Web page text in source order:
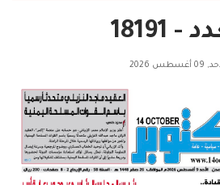
- 18191
أغسطس 2026